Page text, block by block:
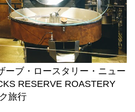
ーブ・ロースタリー・ニュー
RESERVE ROASTERY
旅行